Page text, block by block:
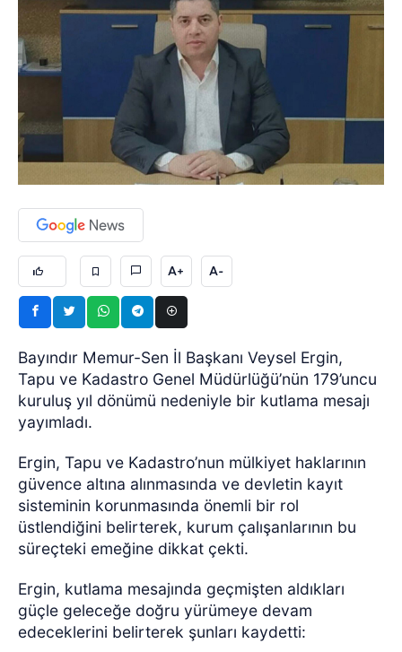
A+ A-
Bayındır Memur-Sen İl Başkanı Veysel Ergin,
Tapu ve Kadastro Genel Müdürlüğü’nün 179’uncu
kuruluş yıl dönümü nedeniyle bir kutlama mesajı
yayımladı.
Ergin, Tapu ve Kadastro’nun mülkiyet haklarının
güvence altına alınmasında ve devletin kayıt
sisteminin korunmasında önemli bir rol
üstlendiğini belirterek, kurum çalışanlarının bu
süreçteki emeğine dikkat çekti.
Ergin, kutlama mesajında geçmişten aldıkları
güçle geleceğe doğru yürümeye devam
edeceklerini belirterek şunları kaydetti: